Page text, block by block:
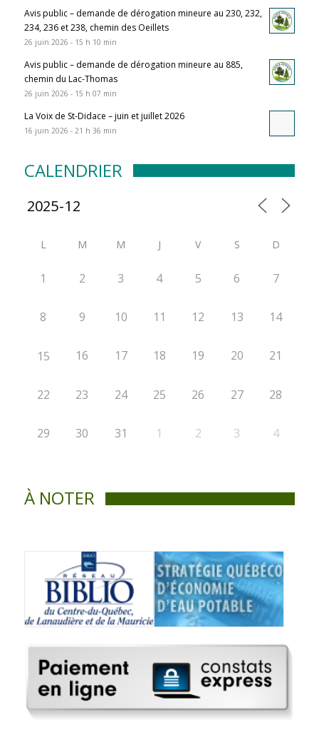
Avis public – demande de dérogation mineure au 230, 232,
234, 236 et 238, chemin des Oeillets
26 juin 2026 - 15 h 10 min
Avis public – demande de dérogation mineure au 885,
chemin du Lac-Thomas
26 juin 2026 - 15 h 07 min
La Voix de St-Didace – juin et juillet 2026
16 juin 2026 - 21 h 36 min
CALENDRIER
L M M J V S D
1 2 3 4 5 6 7
8 9 10 11 12 13 14
15 16 17 18 19 20 21
22 23 24 25 26 27 28
29 30 31 1 2 3 4
À NOTER